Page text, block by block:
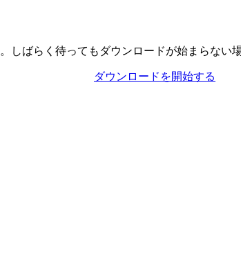
しばらく待ってもダウンロードが始まらない
ダウンロードを開始する